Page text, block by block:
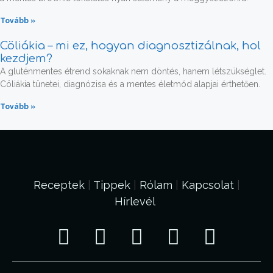
Tovább »
Cöliákia – mi ez, hogyan diagnosztizálnak, hol
kezdjem?
A gluténmentes étrend sokaknak nem döntés, hanem létszükséglet.
Cöliákia tünetei, diagnózisa és a mentes életmód alapjai érthetően.
Tovább »
Receptek| Tippek| Rólam Kapcsolat|
Hírlevél